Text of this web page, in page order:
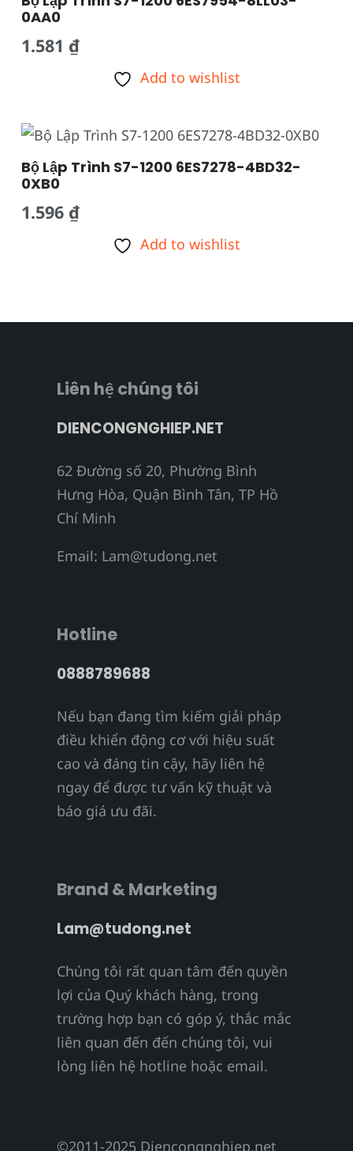
0AA0
1.581 ₫
Add to wishlist
Bộ Lập Trình S7-1200 6ES7278-4BD32-
0XB0
1.596 ₫
Add to wishlist
Liên hệ chúng tôi
DIENCONGNGHIEP.NET
62 Đường số 20, Phường Bình
Hưng Hòa, Quận Bình Tân, TP Hồ
Chí Minh
Email: Lam@tudong.net
Hotline
0888789688
Nếu bạn đang tìm kiếm giải pháp
điều khiển động cơ với hiệu suất
cao và đáng tin cậy, hãy liên hệ
ngay để được tư vấn kỹ thuật và
báo giá ưu đãi.
Brand & Marketing
Lam@tudong.net
Chúng tôi rất quan tâm đến quyền
lợi của Quý khách hàng, trong
trường hợp bạn có góp ý, thắc mắc
liên quan đến đến chúng tôi, vui
lòng liên hệ hotline hoặc email.
©2011-2025 Diencongnghiep.net